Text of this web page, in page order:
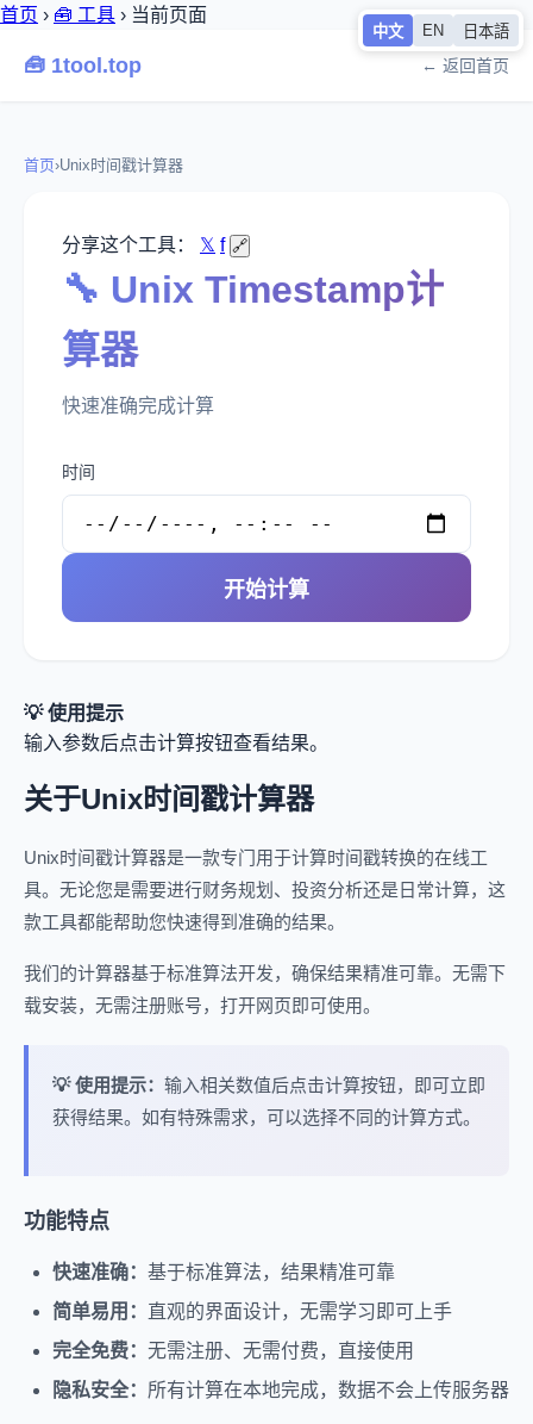
中文 EN 日本語
首页 › 🧰 工具 › 当前页面
🧰 1tool.top ← 返回首页
首页›Unix时间戳计算器
分享这个工具： 𝕏 f 🔗
🔧 Unix Timestamp计
算器
快速准确完成计算
时间
开始计算
💡 使用提示
输入参数后点击计算按钮查看结果。
关于Unix时间戳计算器
Unix时间戳计算器是一款专门用于计算时间戳转换的在线工
具。无论您是需要进行财务规划、投资分析还是日常计算，这
款工具都能帮助您快速得到准确的结果。
我们的计算器基于标准算法开发，确保结果精准可靠。无需下
载安装，无需注册账号，打开网页即可使用。
💡 使用提示： 输入相关数值后点击计算按钮，即可立即
获得结果。如有特殊需求，可以选择不同的计算方式。
功能特点
快速准确： 基于标准算法，结果精准可靠
简单易用： 直观的界面设计，无需学习即可上手
完全免费： 无需注册、无需付费，直接使用
隐私安全： 所有计算在本地完成，数据不会上传服务器